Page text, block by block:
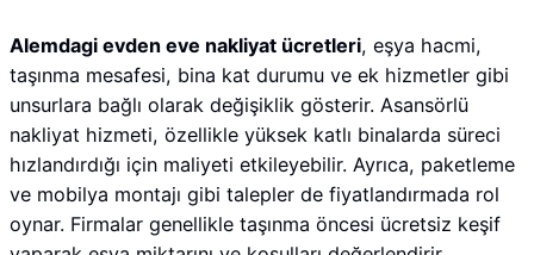
Alemdagi evden eve nakliyat ücretleri, eşya hacmi,
taşınma mesafesi, bina kat durumu ve ek hizmetler gibi
unsurlara bağlı olarak değişiklik gösterir. Asansörlü
nakliyat hizmeti, özellikle yüksek katlı binalarda süreci
hızlandırdığı için maliyeti etkileyebilir. Ayrıca, paketleme
ve mobilya montajı gibi talepler de fiyatlandırmada rol
oynar. Firmalar genellikle taşınma öncesi ücretsiz keşif